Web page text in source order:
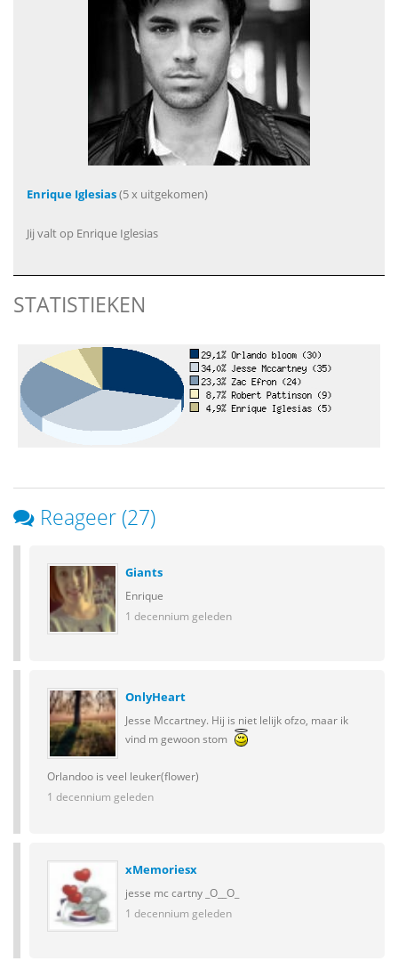
Enrique Iglesias(5 x uitgekomen)
Jij valt op Enrique Iglesias
STATISTIEKEN
Reageer (27)
Giants
Enrique
1 decennium geleden
OnlyHeart
Jesse Mccartney. Hij is niet lelijk ofzo, maar ik
vind m gewoon stom
Orlandoo is veel leuker(flower)
1 decennium geleden
xMemoriesx
jesse mc cartny _O__O_
1 decennium geleden